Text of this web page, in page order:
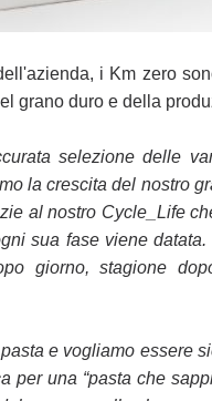
i Km zero
grano duro e della
selezione delle
la crescitadel nostro
al nostro Cycle_Life
sua fase viene datata.
giorno, stagione
e vogliamo essere
per una “pasta che